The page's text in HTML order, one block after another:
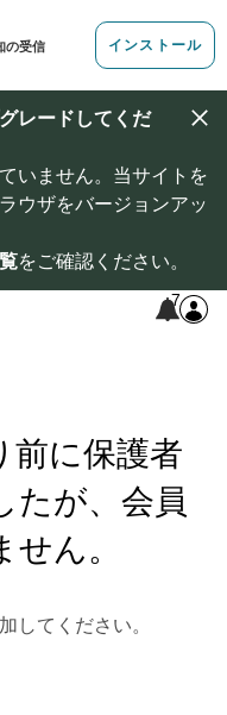
レードしてくだ
いません。当サイトを
ウザをバージョンアッ
をご確認ください。
7
前に保護者
たが、会員
ん。
してください。